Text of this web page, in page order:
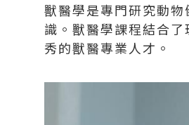
獸醫學是專門研究動
識。獸醫學課程結合
秀的獸醫專業人才。